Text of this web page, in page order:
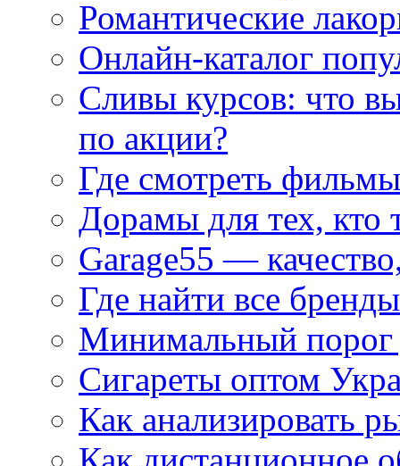
Романтические
Онлайн-каталог
Сливы курсов: что
по акции?
Где смотреть
Дорамы для тех, кто
Garage55 —
Где найти все
Минимальный порог
Сигареты оптом
Как анализировать